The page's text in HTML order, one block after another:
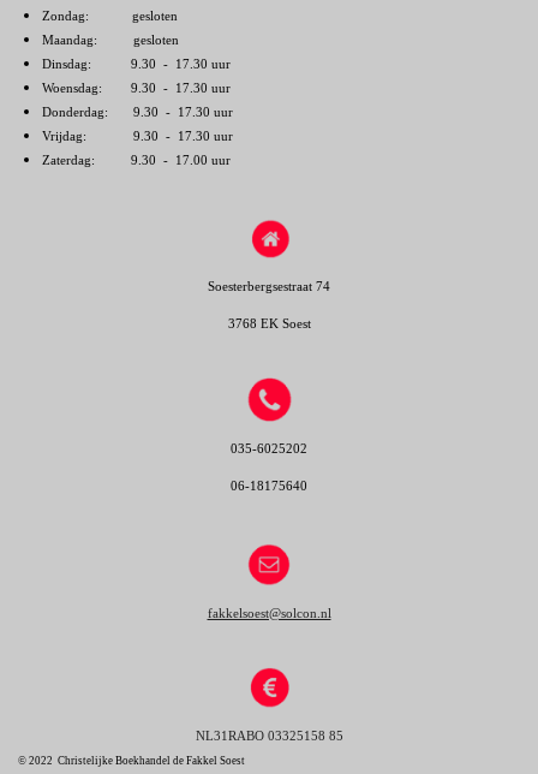
Zondag: gesloten
Maandag: gesloten
Dinsdag: 9.30 - 17.30 uur
Woensdag: 9.30 - 17.30 uur
Donderdag: 9.30 - 17.30 uur
Vrijdag: 9.30 - 17.30 uur
Zaterdag: 9.30 - 17.00 uur
Soesterbergsestraat 74
3768 EK Soest
035-6025202
06-18175640
fakkelsoest@solcon.nl
NL31RABO 03325158 85
© 2022 Christelijke Boekhandel de Fakkel Soest